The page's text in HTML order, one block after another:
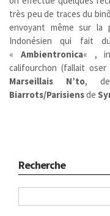
très peu de traces du
envoyant même sur la
Indonésien qui fait
« Ambientronica« ,
califourchon (fallait
Marseillais
N’to,
Biarrots/Parisiensde
Recherche